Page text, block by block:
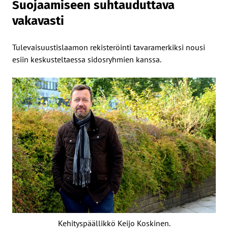
Suojaamiseen suhtauduttava
vakavasti
Tulevaisuustislaamon rekisteröinti tavaramerkiksi nousi
esiin keskusteltaessa sidosryhmien kanssa.
Kehityspäällikkö Keijo Koskinen.